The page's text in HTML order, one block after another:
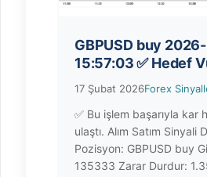
GBPUSD buy
15:57:03 ✅ Hedef
17 Şubat 2026Forex
✅ Bu işlem başarıyla kar
ulaştı. Alım Satım Sinyali
Pozisyon: GBPUSD buy
135333 Zarar Durdur: